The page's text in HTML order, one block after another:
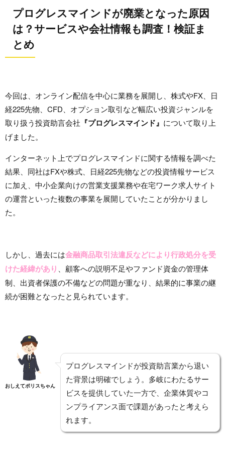
プログレスマインドが廃業となった原因
は？サービスや会社情報も調査！検証ま
とめ
今回は、オンライン配信を中心に業務を展開し、株式やFX、日
経225先物、CFD、オプション取引など幅広い投資ジャンルを
取り扱う投資助言会社 『プログレスマインド』 について取り上
げました。
インターネット上でプログレスマインドに関する情報を調べた
結果、同社はFXや株式、日経225先物などの投資情報サービス
に加え、中小企業向けの営業支援業務や在宅ワーク求人サイト
の運営といった複数の事業を展開していたことが分かりまし
た。
しかし、過去には金融商品取引法違反などにより行政処分を受
けた経緯があり
、顧客への説明不足やファンド資金の管理体
制、出資者保護の不備などの問題が重なり、結果的に事業の継
続が困難となったと見られています。
おしえてポリスちゃん
プログレスマインドが投資助言業から退い
た背景は明確でしょう。多岐にわたるサー
ビスを提供していた一方で、企業体質やコ
ンプライアンス面で課題があったと考えら
れます。